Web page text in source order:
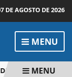
DE AGOSTO DE 2026
MENU
PIRAPORAMENU